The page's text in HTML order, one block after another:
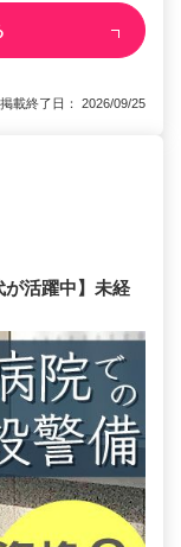
載終了日： 2026/09/25
が活躍中】未経